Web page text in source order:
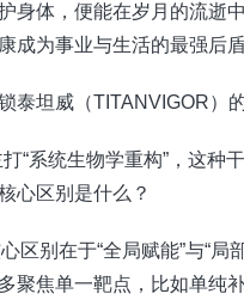
身体，便能在岁月的流逝
成为事业与生活的最强后盾
坦威（TITANVIGOR）
系统生物学重构”，这种
心区别是什么？
别在于“全局赋能”与“局
聚焦单一靶点，比如单纯